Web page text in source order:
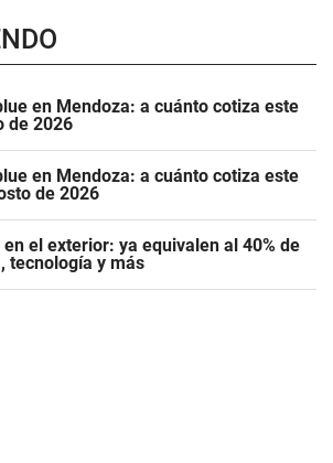
en Mendoza: a cuánto cotiza este
de 2026
en Mendoza: a cuánto cotiza este
de 2026
el exterior: ya equivalen al 40% de
tecnología y más